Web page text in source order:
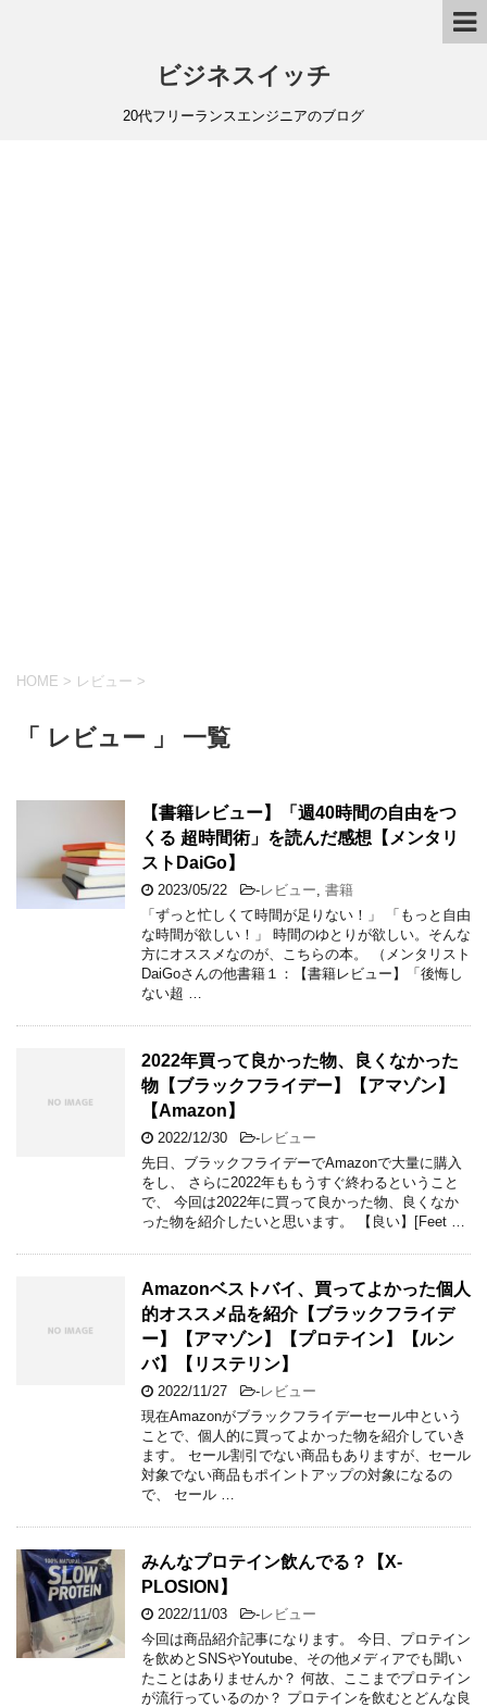
ビジネスイッチ
20代フリーランスエンジニアのブログ
HOME > レビュー >
「 レビュー 」 一覧
【書籍レビュー】「週40時間の自由をつ
くる 超時間術」を読んだ感想【メンタリ
ストDaiGo】
2023/05/22 -レビュー 書籍
「ずっと忙しくて時間が足りない！」 「もっと自由
な時間が欲しい！」 時間のゆとりが欲しい。そんな
方にオススメなのが、こちらの本。 （メンタリスト
DaiGoさんの他書籍１：【書籍レビュー】「後悔し
ない超 …
2022年買って良かった物、良くなかった
物【ブラックフライデー】【アマゾン】
【Amazon】
2022/12/30 -レビュー
先日、ブラックフライデーでAmazonで大量に購入
をし、 さらに2022年ももうすぐ終わるということ
で、 今回は2022年に買って良かった物、良くなか
った物を紹介したいと思います。 【良い】[Feet …
Amazonベストバイ、買ってよかった個人
的オススメ品を紹介【ブラックフライデ
ー】【アマゾン】【プロテイン】【ルン
バ】【リステリン】
2022/11/27 -レビュー
現在Amazonがブラックフライデーセール中という
ことで、個人的に買ってよかった物を紹介していき
ます。 セール割引でない商品もありますが、セール
対象でない商品もポイントアップの対象になるの
で、 セール …
みんなプロテイン飲んでる？【X-
PLOSION】
2022/11/03 -レビュー
今回は商品紹介記事になります。 今日、プロテイン
を飲めとSNSやYoutube、その他メディアでも聞い
たことはありませんか？ 何故、ここまでプロテイン
が流行っているのか？ プロテインを飲むとどんな良